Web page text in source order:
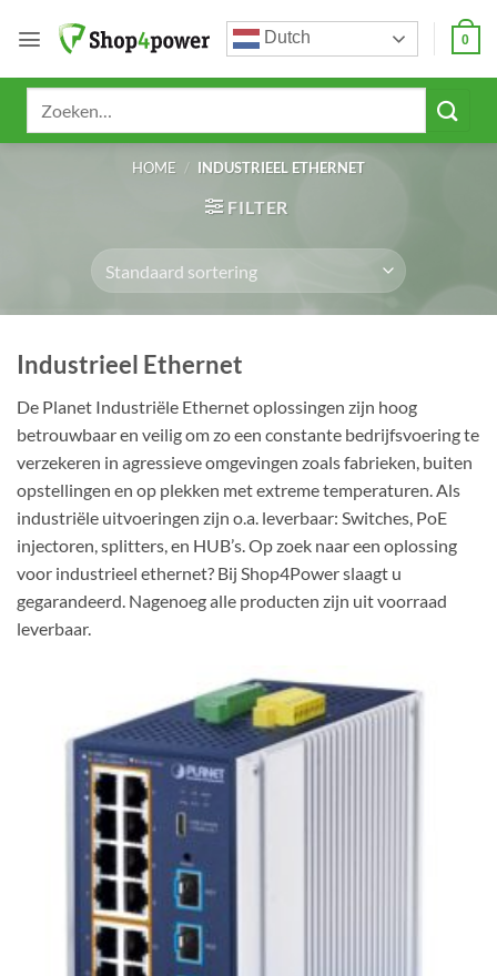
naar
Dutch 0
HOME / INDUSTRIEEL ETHERNET
FILTER
Industrieel Ethernet
De Planet Industriële Ethernet oplossingen zijn hoog
betrouwbaar en veilig om zo een constante bedrijfsvoering te
verzekeren in agressieve omgevingen zoals fabrieken, buiten
opstellingen en op plekken met extreme temperaturen. Als
industriële uitvoeringen zijn o.a. leverbaar: Switches, PoE
injectoren, splitters, en HUB’s. Op zoek naar een oplossing
voor industrieel ethernet? Bij Shop4Power slaagt u
gegarandeerd. Nagenoeg alle producten zijn uit voorraad
leverbaar.